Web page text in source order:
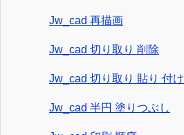
Jw_cad 再描画
Jw_cad 切り取り 削除
Jw_cad 切り取り 貼り 付け
Jw_cad 半円 塗りつぶし